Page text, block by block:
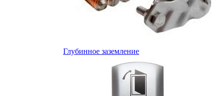
Глубинное заземление